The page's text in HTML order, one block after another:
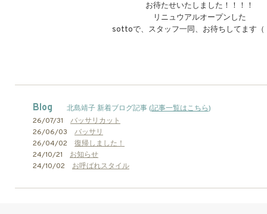
お待たせいたしました！！！！
リニュウアルオープンした
sottoで、スタッフ一同、お待ちしてます（
Blog 北島靖子 新着ブログ記事 (記事一覧はこちら)
26/07/31 バッサリカット
26/06/03 バッサリ
26/04/02 復帰しました！
24/10/21 お知らせ
24/10/02 お呼ばれスタイル